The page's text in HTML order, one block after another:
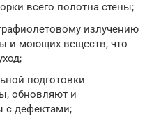
всего полотна стены;
излучению
и моющих веществ, что
подготовки
обновляют и
с дефектами;